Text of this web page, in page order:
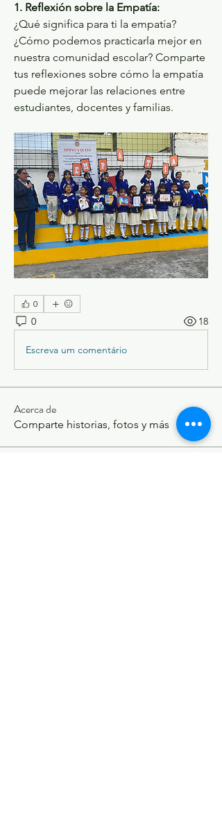
1. Reflexión sobre la Empatía:
¿Qué significa para ti la empatía?
¿Cómo podemos practicarla mejor en
nuestra comunidad escolar? Comparte
tus reflexiones sobre cómo la empatía
puede mejorar las relaciones entre
estudiantes, docentes y familias.
0
0 18
Escreva um comentário
Acerca de
Comparte historias, fotos y más